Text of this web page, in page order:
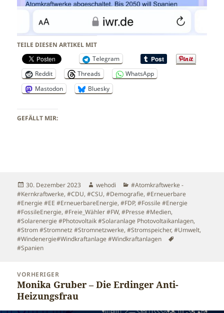
TEILE DIESEN ARTIKEL MIT
Telegram
Reddit
Threads
WhatsApp
Mastodon
Bluesky
GEFÄLLT MIR:
Veröffentlicht
am
30. Dezember 2023 Autor
wehodi Kategorien
#Atomkraftwerke -
#Kernkraftwerke,#CDU,#CSU,#Demografie,#Erneuerbare
#Energie #EE #ErneuerbareEnergie,#FDP,#Fossile #Energie
#FossileEnergie,#Freie_Wähler #FW,#Presse #Medien,
#Solarenergie #Photovoltaik #Solaranlage Photovoltaikanlagen,
#Strom #Stromnetz #Stromnetzwerke,#Stromspeicher,#Umwelt,
#Windenergie#Windkraftanlage #Windkraftanlagen
#Spanien
Beitragsnavigation
VORHERIGER
Vorheriger
Beitrag:
Monika Gruber – Die Erdinger Anti-
Heizungsfrau